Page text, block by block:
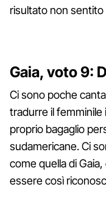
risultato non sentito
Gaia, voto 9:
Ci sono poche
tradurre il femminile
proprio bagaglio
sudamericane. Ci
come quella di
essere così